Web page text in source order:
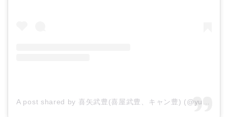
A post shared by 喜矢武豊(喜屋武豊、キャン豊) (@yutakyan_gb)